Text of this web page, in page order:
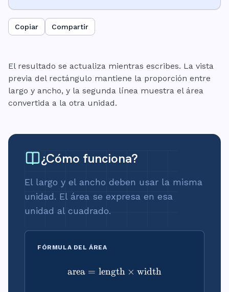
Copiar Compartir
El resultado se actualiza mientras escribes. La vista
previa del rectángulo mantiene la proporción entre
largo y ancho, y la segunda línea muestra el área
convertida a la otra unidad.
¿Cómo funciona?
El largo y el ancho deben usar la misma
unidad. El área se expresa en esa
unidad al cuadrado.
FÓRMULA DEL ÁREA
\text{area} =
area = length × width